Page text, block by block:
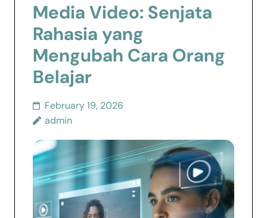
Media Video: Senjata
Rahasia yang
Mengubah Cara Orang
Belajar
February 19, 2026
admin